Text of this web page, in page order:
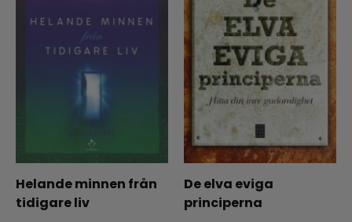
Helande minnen från
tidigare liv
De elva eviga
principerna